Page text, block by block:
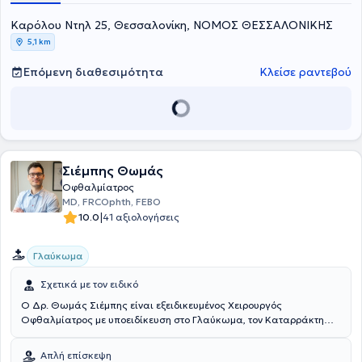
Καρόλου Ντηλ 25, Θεσσαλονίκη, ΝΟΜΟΣ ΘΕΣΣΑΛΟΝΙΚΗΣ
5,1 km
Επόμενη διαθεσιμότητα Κλείσε ραντεβού
Σιέμπης Θωμάς
Οφθαλμίατρος
MD, FRCOphth, FEBO
10.0|41 αξιολογήσεις
Γλαύκωμα
Σχετικά με τον ειδικό
Ο Δρ. Θωμάς Σιέμπης είναι εξειδικευμένος Χειρουργός
Οφθαλμίατρος με υποειδίκευση στο Γλαύκωμα, τον Καταρράκτη
Πανεπιστήμιο του Τορόντο, στο κορυφαίο παγκοσμίως GAASS
Απλή επίσκεψη